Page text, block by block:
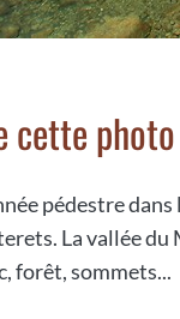
cette photo
pédestre
La vallée
forêt, sommets...